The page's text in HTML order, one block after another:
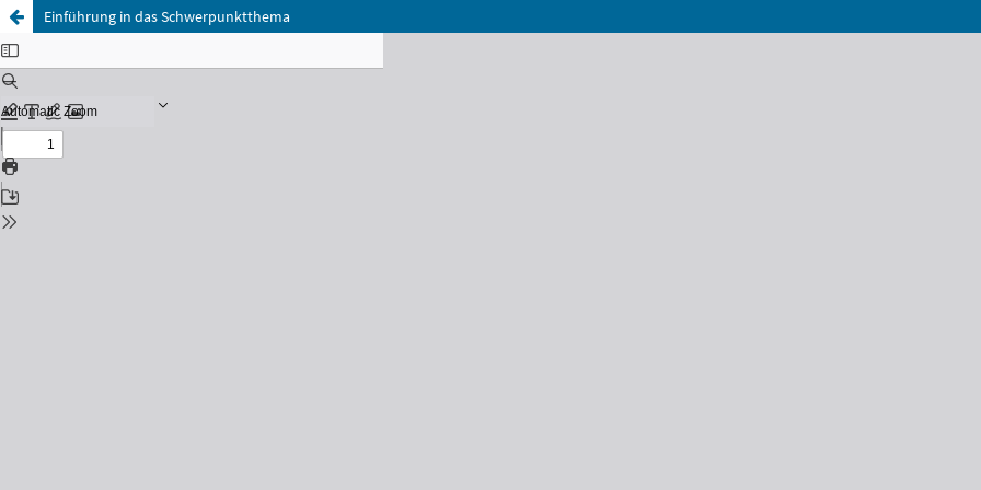
Einführung in das Schwerpunktthema